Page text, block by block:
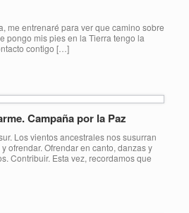
me entrenaré para ver que camino sobre
pongo mis pies en la Tierra tengo la
contigo […]
Campaña por la Paz
Los vientos ancestrales nos susurran
ofrendar. Ofrendar en canto, danzas y
Contribuir. Esta vez, recordamos que